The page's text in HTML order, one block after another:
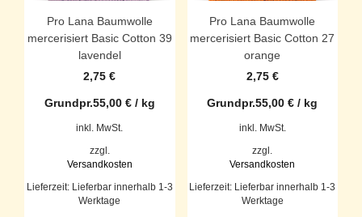
Pro Lana Baumwolle
mercerisiert Basic Cotton 39
lavendel
2,75€
Grundpr.55,00 €/ kg
inkl. MwSt.
zzgl.
Versandkosten
Lieferzeit:
Lieferbar innerhalb 1-3
Werktage
Pro Lana Baumwolle
mercerisiert Basic Cotton 27
orange
2,75 €
Grundpr.55,00€ / kg
inkl. MwSt.
zzgl.
Versandkosten
Lieferzeit:
Lieferbar innerhalb 1-3
Werktage